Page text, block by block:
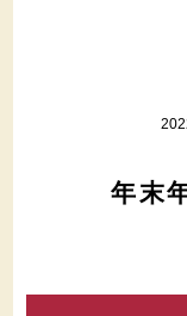
年末